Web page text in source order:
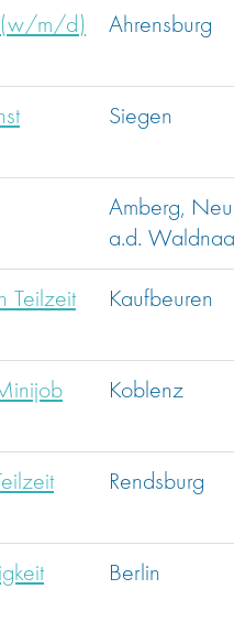
(w/m/d) Ahrensburg
Siegen
Amberg,
a.d.
Teilzeit Kaufbeuren
Koblenz
Rendsburg
Berlin